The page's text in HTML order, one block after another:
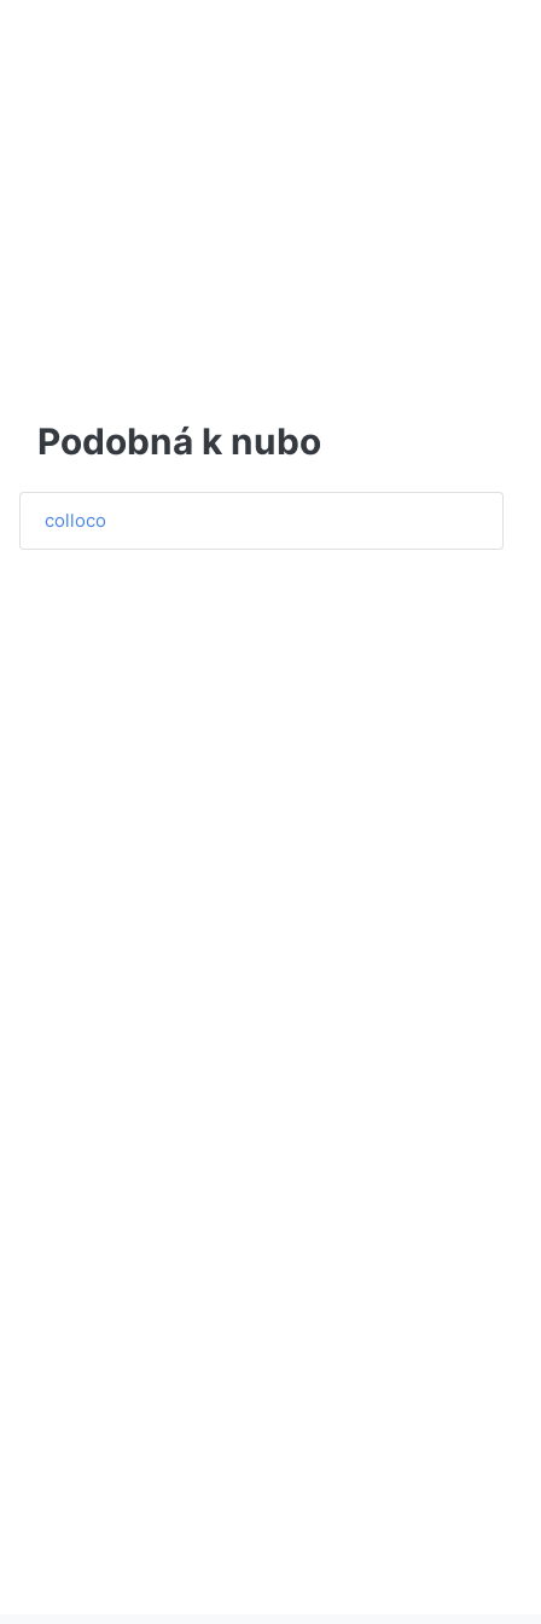
Podobná k nubo
colloco